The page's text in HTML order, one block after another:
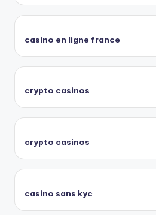
casino en ligne france
crypto casinos
crypto casinos
casino sans kyc